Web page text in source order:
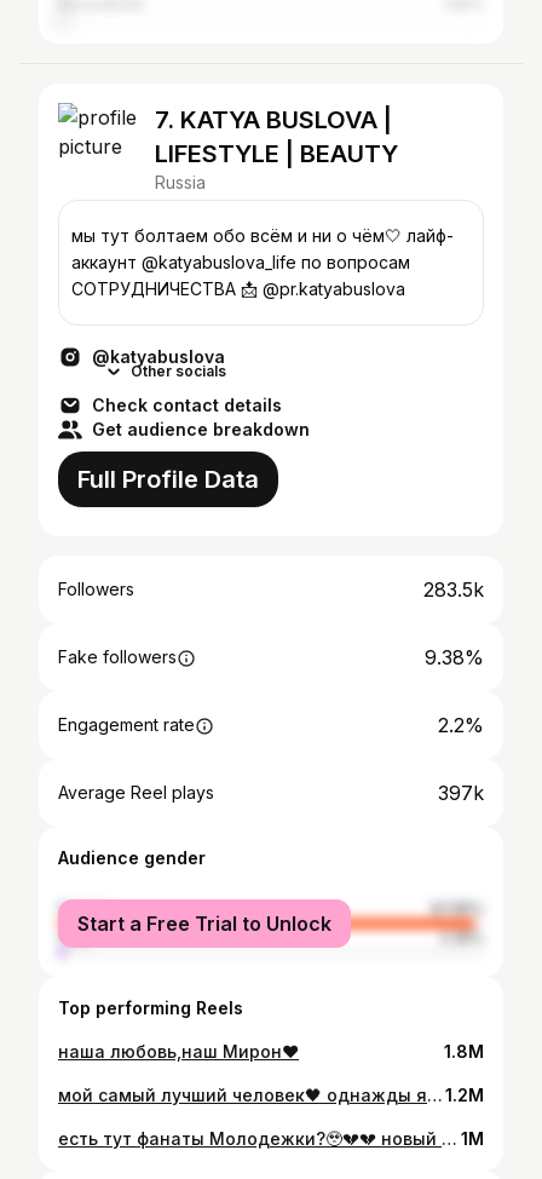
7. KATYA BUSLOVA |
LIFESTYLE | BEAUTY
Russia
мы тут болтаем обо всём и ни о чём🤍 лайф-
аккаунт @katyabuslova_life по вопросам
СОТРУДНИЧЕСТВА 📩 @pr.katyabuslova
@katyabuslova
Other socials
Check contact details
Get audience breakdown
Full Profile Data
Followers 283.5k
Fake followers 9.38%
Engagement rate 2.2%
Average Reel plays 397k
Audience gender
female
97.65%
male
2.35%
Start a Free Trial to Unlock
Top performing Reels
наша любовь,наш Мирон♥️ 1.8M
мой самый лучший человек🖤 однажды я согласилась просто сходить с тобой в кино и это было лучшее решение за мою жизнь) люблю тебя!1.2M
есть тут фанаты Молодежки?🥹💔💔 новый сезон же вышел,смотрите? мы да! такая ностальгия прям! @katyabuslova - лайфстайл,бьюти и материнство🤍 1M